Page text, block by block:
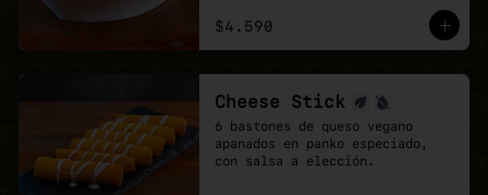
$4.590
Cheese Stick
6 bastones de queso vegano
apanados en panko especiado,
con salsa a elección.